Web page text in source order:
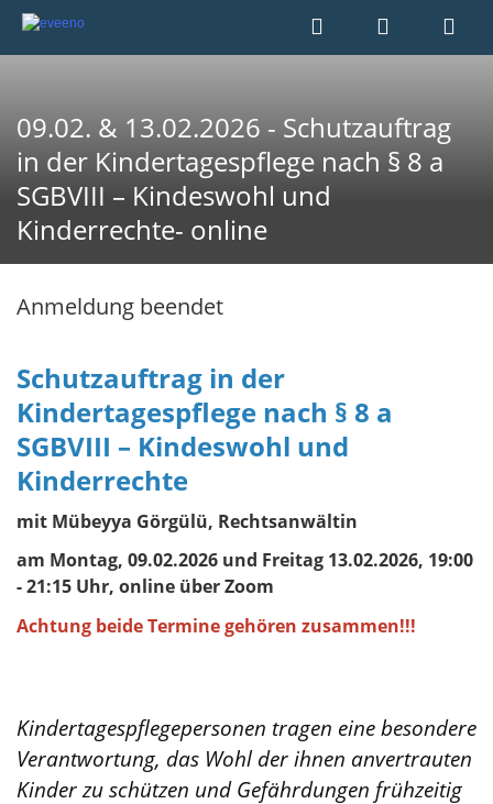
09.02. & 13.02.2026 - Schutzauftrag
in der Kindertagespflege nach § 8 a
SGBVIII – Kindeswohl und
Kinderrechte- online
Anmeldung beendet
Schutzauftrag in der
Kindertagespflege nach § 8 a
SGBVIII – Kindeswohl und
Kinderrechte
mit Mübeyya Görgülü, Rechtsanwältin
am Montag, 09.02.2026 und Freitag 13.02.2026, 19:00
- 21:15 Uhr, online über Zoom
Achtung beide Termine gehören zusammen!!!
Kindertagespflegepersonen tragen eine besondere
Verantwortung, das Wohl der ihnen anvertrauten
Kinder zu schützen und Gefährdungen frühzeitig